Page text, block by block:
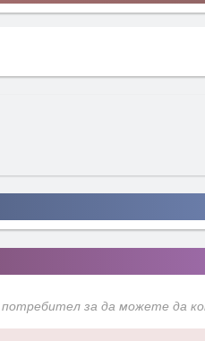
потребител за да можете да